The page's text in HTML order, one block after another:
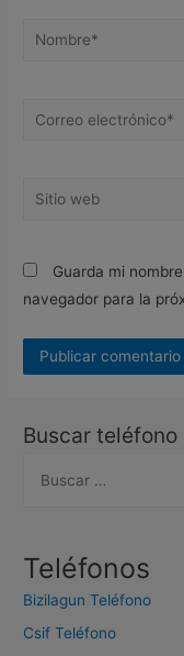
Nombre*
Correo
Sitio
Guarda mi
navegador para la
Buscar teléfono
c
:
Teléfonos
Bizilagun Teléfono
Csif Teléfono